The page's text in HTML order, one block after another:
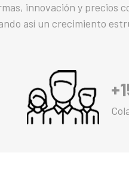
innovación y precios
así un crecimiento